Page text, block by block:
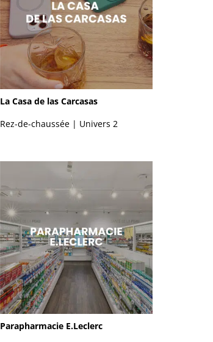
La Casa de las Carcasas
Rez-de-chaussée | Univers 2
Parapharmacie E.Leclerc